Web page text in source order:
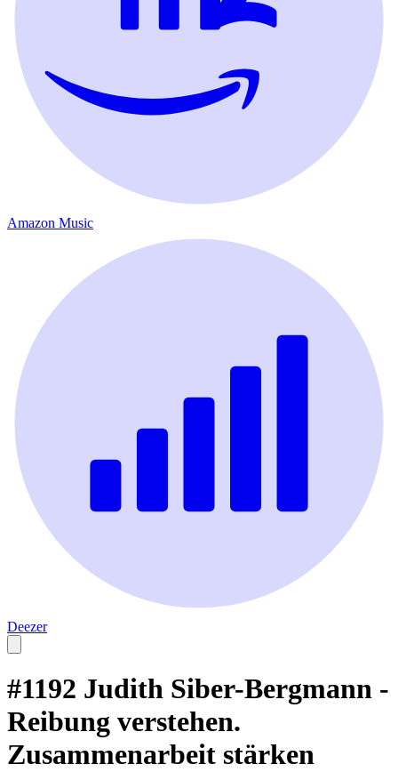
Amazon Music
Deezer
#1192 Judith Siber-Bergmann -
Reibung verstehen.
Zusammenarbeit stärken